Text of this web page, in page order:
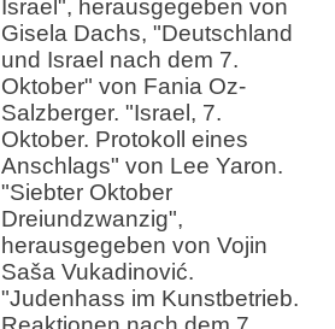
Israel", herausgegeben von
Gisela Dachs, "Deutschland
und Israel nach dem 7.
Oktober" von Fania Oz-
Salzberger. "Israel, 7.
Oktober. Protokoll eines
Anschlags" von Lee Yaron.
"Siebter Oktober
Dreiundzwanzig",
herausgegeben von Vojin
Saša Vukadinović.
"Judenhass im Kunstbetrieb.